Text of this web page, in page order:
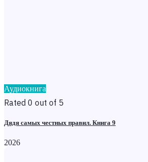
Аудиокнига
Rated 0 out of 5
Дядя самых честных правил. Книга 9
2026